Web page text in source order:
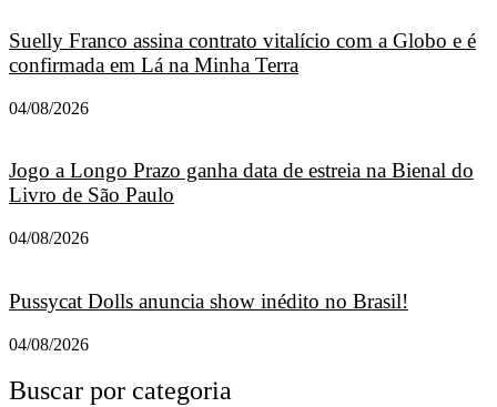
Suelly Franco assina contrato vitalício com a Globo e é
confirmada em Lá na Minha Terra
04/08/2026
Jogo a Longo Prazo ganha data de estreia na Bienal do
Livro de São Paulo
04/08/2026
Pussycat Dolls anuncia show inédito no Brasil!
04/08/2026
Buscar por categoria